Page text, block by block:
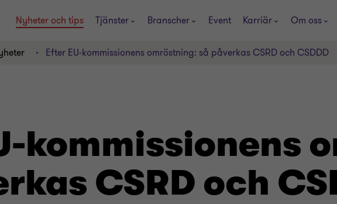
Nyheter och tips Tjänster Branscher Event Karriär Om oss
Efter EU-kommissionens omröstning: så påverkas CSRD och CSDDD
kommissionens
CSRD och